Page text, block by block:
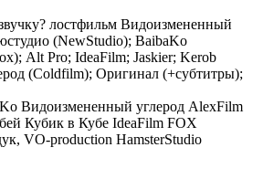
лостфильм Видоизмененный
(NewStudio); BaibaKo
Alt Pro; IdeaFilm; Jaskier; Kerob
(Coldfilm); Оригинал (+субтитры);
Видоизмененный углерод AlexFilm
Кубик в Кубе IdeaFilm FOX
VO-production HamsterStudio